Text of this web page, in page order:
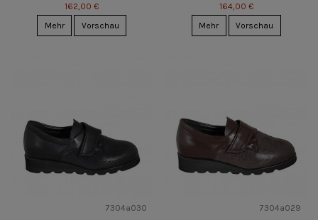
162,00 €
Mehr
Vorschau
164,00 €
Mehr
Vorschau
7304a030
7304a029